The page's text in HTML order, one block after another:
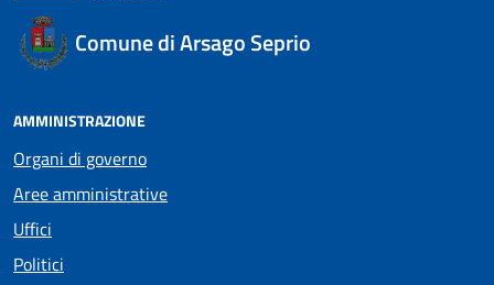
Comune di Arsago Seprio
AMMINISTRAZIONE
Organi di governo
Aree amministrative
Uffici
Politici